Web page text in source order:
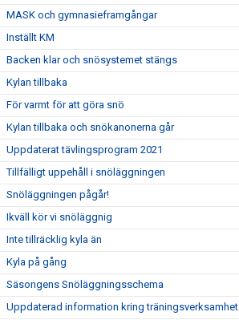
MASK och gymnasieframgångar
Inställt KM
Backen klar och snösystemet stängs
Kylan tillbaka
För varmt för att göra snö
Kylan tillbaka och snökanonerna går
Uppdaterat tävlingsprogram 2021
Tillfälligt uppehåll i snöläggningen
Snöläggningen pågår!
Ikväll kör vi snöläggnig
Inte tillräcklig kyla än
Kyla på gång
Säsongens Snöläggningsschema
Uppdaterad information kring träningsverksamhet